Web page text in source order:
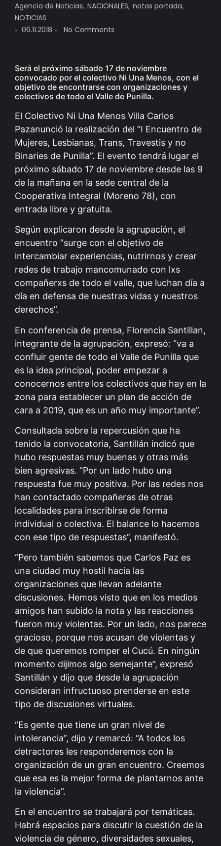
Agencia de Noticias, NACIONALES, notas portada,
NOTICIAS
- 06.11.2018 - No Comments
Será el próximo sábado 17 de noviembre
convocado por el colectivo Ni Una Menos, con el
objetivo de encontrarse con organizaciones y
colectivos de todo el Valle de Punilla.
El Colectivo Ni Una Menos Villa Carlos
Pazanunció la realización del “I Encuentro de
Mujeres, Lesbianas, Trans, Travestis y no
Binaries de Punilla”. El evento tendrá lugar el
próximo sábado 17 de noviembre desde las 9
de la mañana en la sede central de la
Cooperativa Integral (Moreno 78), con
entrada libre y gratuita.
Según explicaron desde la agrupación, el
encuentro “surge con el objetivo de
intercambiar experiencias, nutrirnos y crear
redes de trabajo mancomunado con lxs
compañerxs de todo el valle, que luchan día a
día en defensa de nuestras vidas y nuestros
derechos”.
En conferencia de prensa, Florencia Santillan,
integrante de la agrupación, expresó: “va a
confluir gente de todo el Valle de Punilla que
es la idea principal, poder empezar a
conocernos entre los colectivos que hay en la
zona para establecer un plan de acción de
cara a 2019, que es un año muy importante”.
Consultada sobre la repercusión que ha
tenido la convocatoria, Santillán indicó que
hubo respuestas muy buenas y otras más
bien agresivas. “Por un lado hubo una
respuesta fue muy positiva. Por las redes nos
han contactado compañeras de otras
localidades para inscribirse de forma
individual o colectiva. El balance lo hacemos
con ese tipo de respuestas”, manifestó.
“Pero también sabemos que Carlos Paz es
una ciudad muy hostil hacia las
organizaciones que llevan adelante
discusiones. Hemos visto que en los medios
amigos han subido la nota y las reacciones
fueron muy violentas. Por un lado, nos parece
gracioso, porque nos acusan de violentas y
de que queremos romper el Cucú. En ningún
momento dijimos algo semejante”, expresó
Santillán y dijo que desde la agrupación
consideran infructuoso prenderse en este
tipo de discusiones virtuales.
“Es gente que tiene un gran nivel de
intolerancia”, dijo y remarcó: “A todos los
detractores les responderemos con la
organización de un gran encuentro. Creemos
que esa es la mejor forma de plantarnos ante
la violencia”.
En el encuentro se trabajará por temáticas.
Habrá espacios para discutir la cuestión de la
violencia de género, diversidades sexuales,